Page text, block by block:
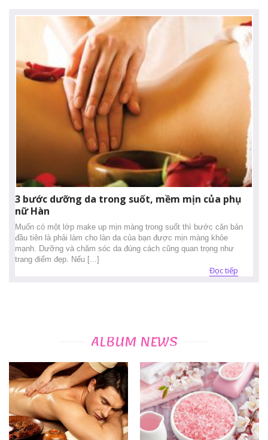
3 bước dưỡng da trong suốt, mềm mịn của phụ
nữ Hàn
Muốn có một lớp make up mịn màng trong suốt thì bước căn bản
đầu tiên là phải làm cho làn da của bạn được mịn màng khỏe
mạnh. Dưỡng và chăm sóc da đúng cách cũng quan trọng như
trang điểm đẹp. Nếu [...]
Đọc tiếp
ALBUM NEWS